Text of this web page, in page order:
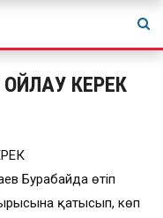
КЕРЕК
Бурабайда өтіп
қатысып, көп